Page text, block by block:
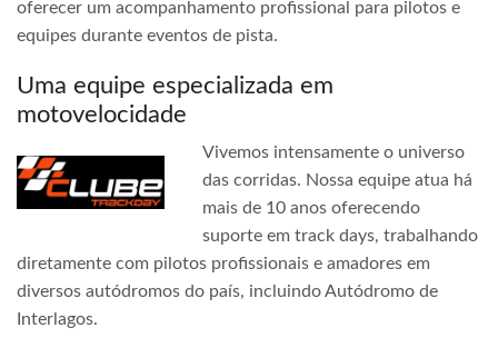
oferecer um acompanhamento profissional para pilotos e
equipes durante eventos de pista.
Uma equipe especializada em
motovelocidade
Vivemos intensamente o universo
das corridas. Nossa equipe atua há
mais de 10 anos oferecendo
suporte em track days, trabalhando
diretamente com pilotos profissionais e amadores em
diversos autódromos do país, incluindo Autódromo de
Interlagos.